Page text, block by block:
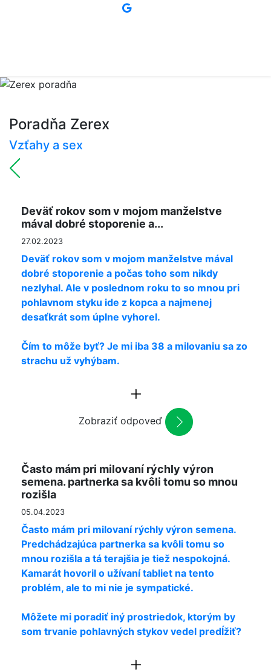
Poradňa Zerex
Vzťahy a sex
Deväť rokov som v mojom manželstve
mával dobré stoporenie a...
27.02.2023
Deväť rokov som v mojom manželstve mával
dobré stoporenie a počas toho som nikdy
nezlyhal. Ale v poslednom roku to so mnou pri
pohlavnom styku ide z kopca a najmenej
desaťkrát som úplne vyhorel.
Čím to môže byť? Je mi iba 38 a milovaniu sa zo
strachu už vyhýbam.
Zobraziť odpoveď
Často mám pri milovaní rýchly výron
semena. partnerka sa kvôli tomu so mnou
rozišla
05.04.2023
Často mám pri milovaní rýchly výron semena.
Predchádzajúca partnerka sa kvôli tomu so
mnou rozišla a tá terajšia je tiež nespokojná.
Kamarát hovoril o užívaní tabliet na tento
problém, ale to mi nie je sympatické.
Môžete mi poradiť iný prostriedok, ktorým by
som trvanie pohlavných stykov vedel predĺžiť?